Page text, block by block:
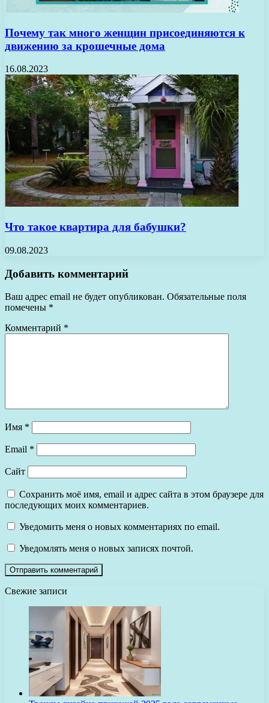
Почему так много женщин присоединяются к
движению за крошечные дома
16.08.2023
Что такое квартира для бабушки?
09.08.2023
Добавить комментарий
Ваш адрес email не будет опубликован. Обязательные поля
помечены *
Комментарий *
Имя *
Email *
Сайт
Сохранить моё имя, email и адрес сайта в этом браузере для
последующих моих комментариев.
Уведомить меня о новых комментариях по email.
Уведомлять меня о новых записях почтой.
Свежие записи